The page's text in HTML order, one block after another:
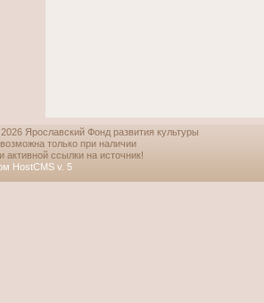
Ярославский Фонд развития культуры
только при наличии
активной ссылки на источник!
HostCMS v. 5